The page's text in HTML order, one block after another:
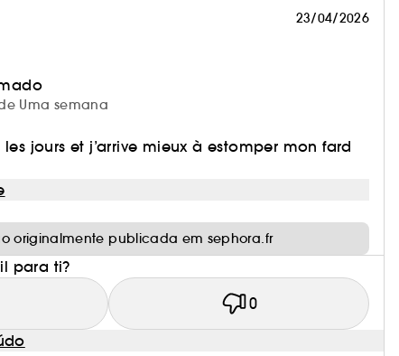
23/04/2026
Uma semana
jours et j’arrive mieux à estomper mon fard
originalmente publicada em sephora.fr
para ti?
0